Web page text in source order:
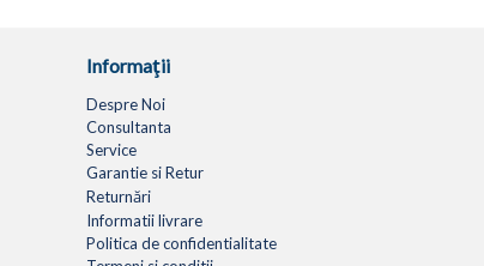
Informaţii
Despre Noi
Consultanta
Service
Garantie si Retur
Returnări
Informatii livrare
Politica de confidentialitate